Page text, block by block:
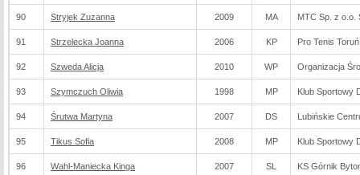
90 Stryjek Zuzanna 2009 MA MTC Sp. z o.o.
91 Strzelecka Joanna 2006 KP Pro Tenis Toruń
92 Szweda Alicja 2010 WP Organizacja
93 Szymczuch Oliwia 1998 MP Klub Sportowy
94 Śrutwa Martyna 2007 DS Lubińskie
95 Tikus Sofia 2008 MP Klub Sportowy
96 Wahl-Maniecka Kinga 2007 SL KS Górnik